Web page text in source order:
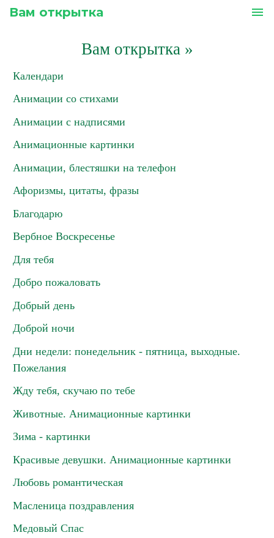
Вам открытка menu
Вам открытка»
Календари
Анимации со стихами
Анимации с надписями
Анимационные картинки
Анимации, блестяшки на телефон
Афоризмы, цитаты, фразы
Благодарю
Вербное Воскресенье
Для тебя
Добро пожаловать
Добрый день
Доброй ночи
Дни недели: понедельник - пятница, выходные.
Пожелания
Жду тебя, скучаю по тебе
Животные. Анимационные картинки
Зима - картинки
Красивые девушки. Анимационные картинки
Любовь романтическая
Масленица поздравления
Медовый Спас